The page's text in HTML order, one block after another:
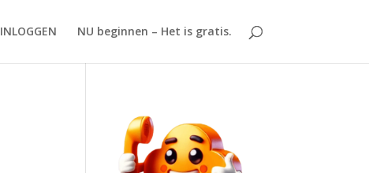
INLOGGEN NU beginnen – Het is gratis.